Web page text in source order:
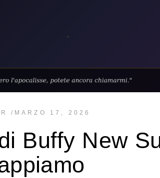
MARZO 17, 2026
Buffy New